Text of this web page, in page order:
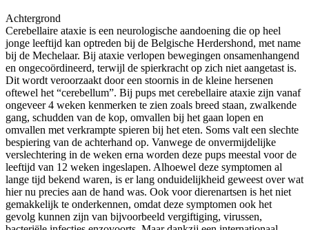
Achtergrond
Cerebellaire ataxie is een neurologische aandoening die op heel
jonge leeftijd kan optreden bij de Belgische Herdershond, met name
bij de Mechelaar. Bij ataxie verlopen bewegingen onsamenhangend
en ongecoördineerd, terwijl de spierkracht op zich niet aangetast is.
Dit wordt veroorzaakt door een stoornis in de kleine hersenen
oftewel het “cerebellum”. Bij pups met cerebellaire ataxie zijn vanaf
ongeveer 4 weken kenmerken te zien zoals breed staan, zwalkende
gang, schudden van de kop, omvallen bij het gaan lopen en
omvallen met verkrampte spieren bij het eten. Soms valt een slechte
bespiering van de achterhand op. Vanwege de onvermijdelijke
verslechtering in de weken erna worden deze pups meestal voor de
leeftijd van 12 weken ingeslapen. Alhoewel deze symptomen al
lange tijd bekend waren, is er lang onduidelijkheid geweest over wat
hier nu precies aan de hand was. Ook voor dierenartsen is het niet
gemakkelijk te onderkennen, omdat deze symptomen ook het
gevolg kunnen zijn van bijvoorbeeld vergiftiging, virussen,